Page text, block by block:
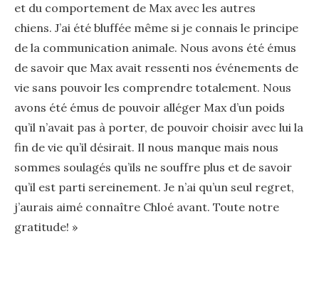
et du comportement de Max avec les autres
chiens. J’ai été bluffée même si je connais le principe
de la communication animale. Nous avons été émus
de savoir que Max avait ressenti nos événements de
vie sans pouvoir les comprendre totalement. Nous
avons été émus de pouvoir alléger Max d’un poids
qu’il n’avait pas à porter, de pouvoir choisir avec lui la
fin de vie qu’il désirait. Il nous manque mais nous
sommes soulagés qu’ils ne souffre plus et de savoir
qu’il est parti sereinement. Je n’ai qu’un seul regret,
j’aurais aimé connaître Chloé avant. Toute notre
gratitude! »